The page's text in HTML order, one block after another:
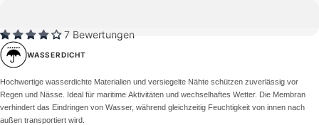
7 Bewertungen
WASSERDICHT
Hochwertige wasserdichte Materialien und versiegelte Nähte schützen zuverlässig vor
Regen und Nässe. Ideal für maritime Aktivitäten und wechselhaftes Wetter. Die Membran
verhindert das Eindringen von Wasser, während gleichzeitig Feuchtigkeit von innen nach
außen transportiert wird.